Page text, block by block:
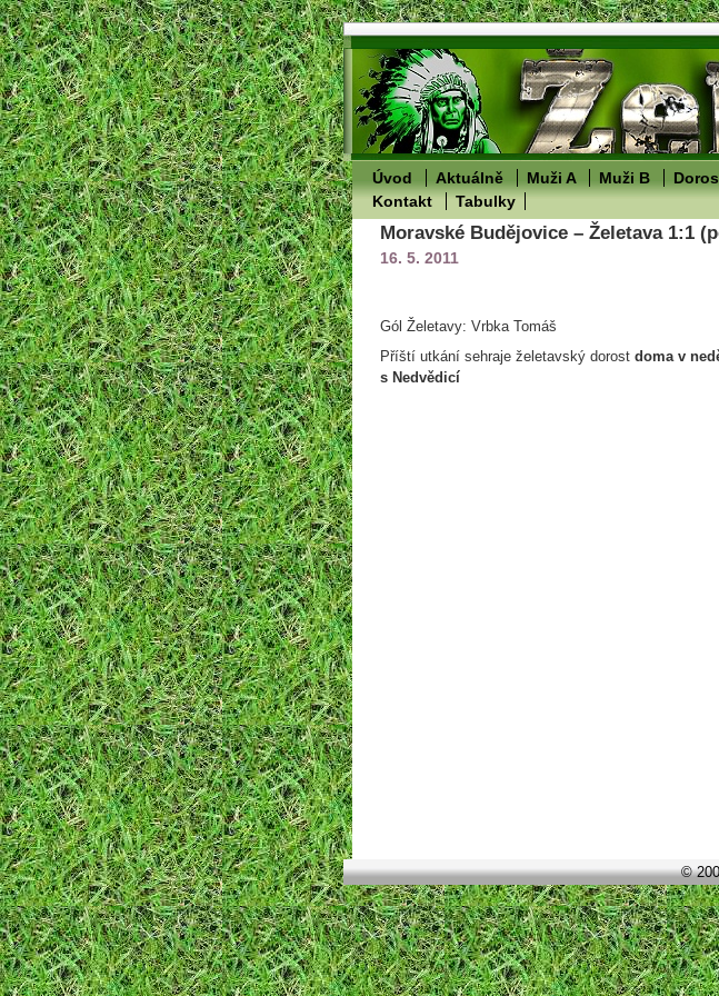
Úvod Aktuálně Muži A Muži B
Kontakt
Tabulky
Moravské Budějovice – Želetava 1:1
16. 5. 2011
Gól Želetavy: Vrbka Tomáš
Příští utkání sehraje želetavský dorost doma v
s Nedvědicí
©